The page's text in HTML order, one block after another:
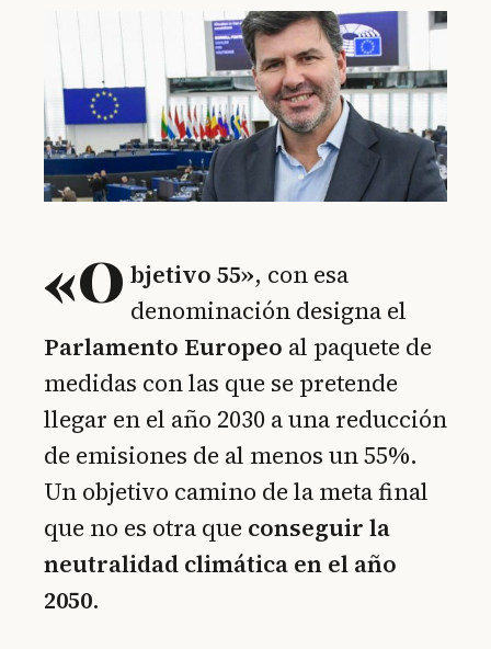
«O bjetivo 55», con esa
denominación designa el
Parlamento Europeo al paquete de
medidas con las que se pretende
llegar en el año 2030 a una reducción
de emisiones de al menos un 55%.
Un objetivo camino de la meta final
que no es otra que conseguir la
neutralidad climática en el año
2050.